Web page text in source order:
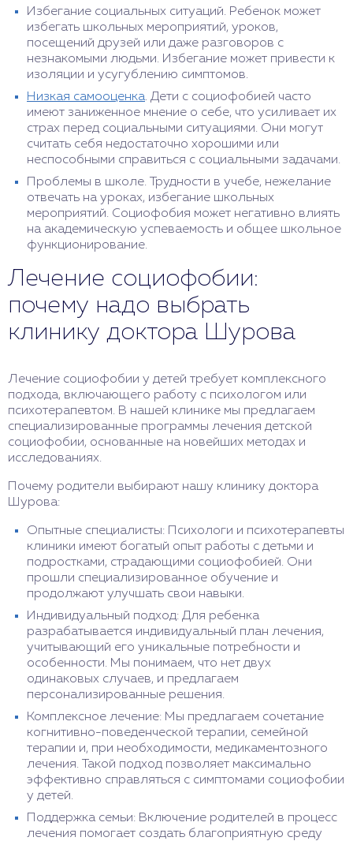
Избегание социальных ситуаций. Ребенок может
избегать школьных мероприятий, уроков,
посещений друзей или даже разговоров с
незнакомыми людьми. Избегание может привести к
изоляции и усугублению симптомов.
Низкая самооценка. Дети с социофобией часто
имеют заниженное мнение о себе, что усиливает их
страх перед социальными ситуациями. Они могут
считать себя недостаточно хорошими или
неспособными справиться с социальными задачами.
Проблемы в школе. Трудности в учебе, нежелание
отвечать на уроках, избегание школьных
мероприятий. Социофобия может негативно влиять
на академическую успеваемость и общее школьное
функционирование.
Лечение социофобии:
почему надо выбрать
клинику доктора Шурова
Лечение социофобии у детей требует комплексного
подхода, включающего работу с психологом или
психотерапевтом. В нашей клинике мы предлагаем
специализированные программы лечения детской
социофобии, основанные на новейших методах и
исследованиях.
Почему родители выбирают нашу клинику доктора
Шурова:
Опытные специалисты: Психологи и психотерапевты
клиники имеют богатый опыт работы с детьми и
подростками, страдающими социофобией. Они
прошли специализированное обучение и
продолжают улучшать свои навыки.
Индивидуальный подход: Для ребенка
разрабатывается индивидуальный план лечения,
учитывающий его уникальные потребности и
особенности. Мы понимаем, что нет двух
одинаковых случаев, и предлагаем
персонализированные решения.
Комплексное лечение: Мы предлагаем сочетание
когнитивно-поведенческой терапии, семейной
терапии и, при необходимости, медикаментозного
лечения. Такой подход позволяет максимально
эффективно справляться с симптомами социофобии
у детей.
Поддержка семьи: Включение родителей в процесс
лечения помогает создать благоприятную среду